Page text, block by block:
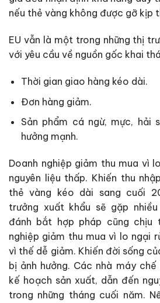
nếu thẻ vàng không được gỡ kịp
EU vẫn là một trong những thị
với yêu cầu về nguồn gốc khai
Thời gian giao hàng kéo dài.
Đơn hàng giảm.
Sản phẩm cá ngừ, mực, hải
hưởng mạnh.
Doanh nghiệp giảm thu mua vì
nguyên liệu thấp. Khiến thu
thẻ vàng kéo dài sang cuối
trưởng xuất khẩu sẽ gặp
đánh bắt hợp pháp cũng chịu
nghiệp giảm thu mua vì lo ngại
vì thế dễ giảm. Khiến đời sống
bị ảnh hưởng. Các nhà máy
kế hoạch sản xuất, dẫn đến
trong những tháng cuối năm.